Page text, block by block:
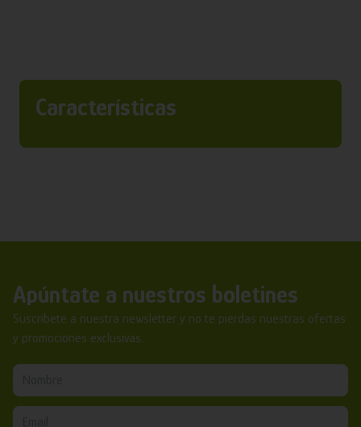
Características
Apúntate a nuestros boletines
Suscríbete a nuestra newsletter y no te pierdas nuestras ofertas
y promociones exclusivas.